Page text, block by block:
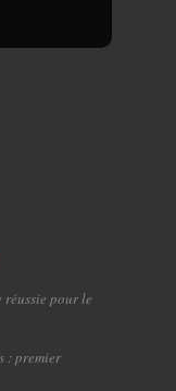
pour le
: premier